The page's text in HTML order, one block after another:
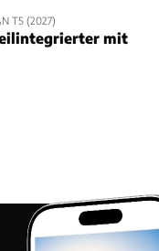
T5 (2027)
mit